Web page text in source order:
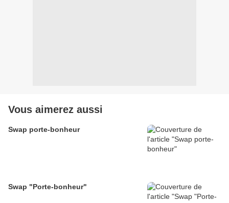
Vous aimerez aussi
Swap porte-bonheur
Swap "Porte-bonheur"